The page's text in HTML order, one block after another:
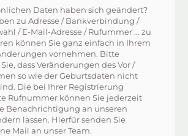
Daten haben sich geändert?
zu Adresse / Bankverbindung /
/ E-Mail-Adresse / Rufummer ... zu
können Sie ganz einfach in Ihrem
vornehmen. Bitte
dass Veränderungen des Vor /
so wie der Geburtsdaten nicht
Die bei Ihrer Registrierung
Rufnummer können Sie jederzeit
Benachrichtigung an unseren
lassen. Hierfür senden Sie
Mail an unser Team.